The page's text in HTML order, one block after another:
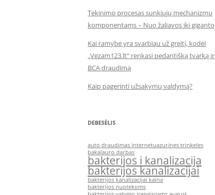
Tekinimo procesas sunkiųjų mechanizmų
komponentams – Nuo žaliavos iki giganto
Kai ramybė yra svarbiau už greitį, kodėl
„Vezam123.lt“ renkasi pedantišką tvarką ir
BCA draudimą
Kaip pagerinti užsakymų valdymą?
DEBESĖLIS
auto draudimas internetuazurines trinkeles
bakalauro darbas
bakterijos i kanalizacija
bakterijos kanalizacijai
bakterijos kanalizacijai kaina
bakterijos nuotekoms